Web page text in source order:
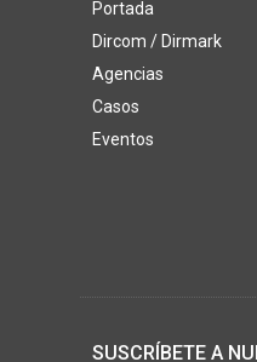
Portada
Dircom / Dirmark
Agencias
Casos
Eventos
SUSCRÍBETE A